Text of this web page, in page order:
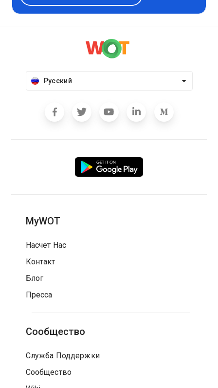
Русский
MyWOT
Насчет Нас
Контакт
Блог
Пресса
Сообщество
Служба Поддержки
Сообщество